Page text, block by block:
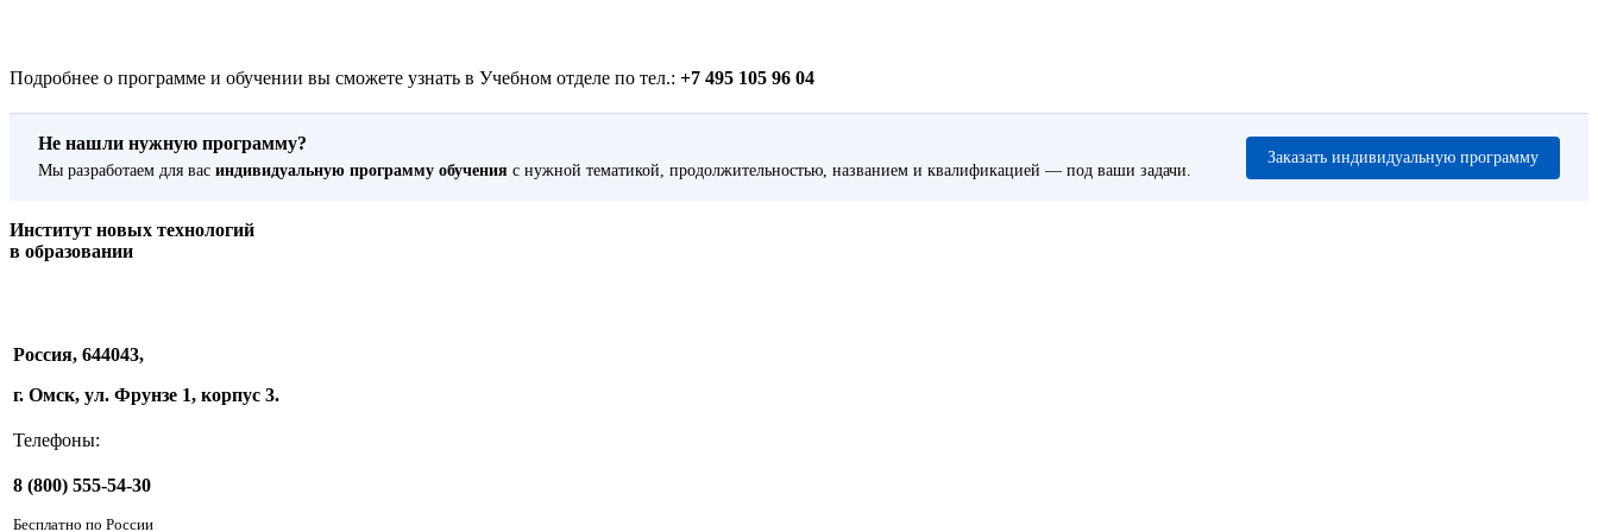
Подробнее о программе и обучении вы сможете узнать в Учебном отделе по тел.: +7 495 105 96 04
Не нашли нужную программу?
Мы разработаем для вас индивидуальную программу обучения с нужной тематикой, продолжительностью, названием и квалификацией — под ваши задачи.
Заказать индивидуальную программу
Институт новых технологий
в образовании
Россия, 644043,
г. Омск, ул. Фрунзе 1, корпус 3.
Телефоны:
8 (800) 555-54-30
Бесплатно по России